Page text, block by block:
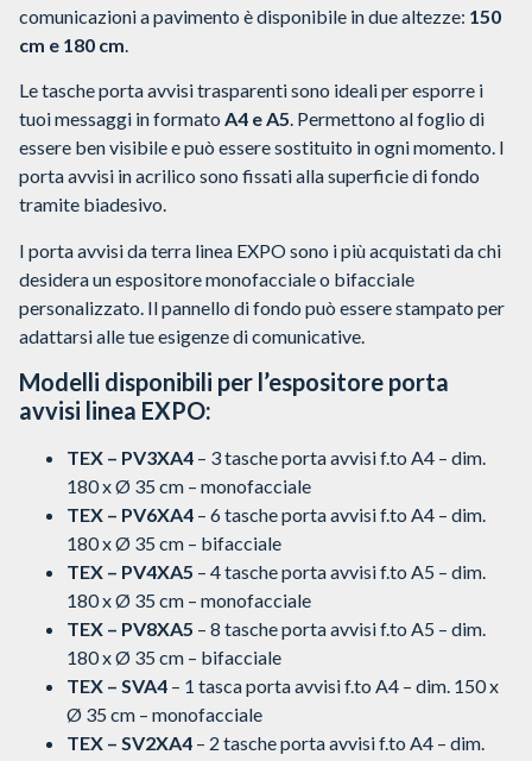
comunicazioni a pavimento è disponibile in due altezze: 150
cm e 180 cm
Le tasche porta avvisi trasparenti sono ideali per esporre i
tuoi messaggi in formato A4 e A5. Permettono al foglio di
essere ben visibile e può essere sostituito in ogni momento. I
porta avvisi in acrilico sono fissati alla superficie di fondo
tramite biadesivo.
I porta avvisi da terra linea EXPO sono i più acquistati da chi
desidera un espositore monofacciale o bifacciale
personalizzato. Il pannello di fondo può essere stampato per
adattarsi alle tue esigenze di comunicative.
Modelli disponibili per l’espositore porta
avvisi linea EXPO:
TEX – PV3XA4 – 3 tasche porta avvisi f.to A4 – dim.
180 x Ø 35 cm – monofacciale
TEX – PV6XA4 – 6 tasche porta avvisi f.to A4 – dim.
180 x Ø 35 cm – bifacciale
TEX – PV4XA5 – 4 tasche porta avvisi f.to A5 – dim.
180 x Ø 35 cm – monofacciale
TEX – PV8XA5 – 8 tasche porta avvisi f.to A5 – dim.
180 x Ø 35 cm – bifacciale
TEX – SVA4 – 1 tasca porta avvisi f.to A4 – dim. 150 x
Ø 35 cm – monofacciale
TEX – SV2XA4 – 2 tasche porta avvisi f.to A4 – dim.